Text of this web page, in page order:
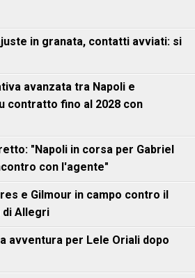
in granata, contatti avviati: si
avanzata tra Napoli e
contratto fino al 2028 con
"Napoli in corsa per Gabriel
con l'agente"
e Gilmour in campo contro il
di Allegri
avventura per Lele Oriali dopo